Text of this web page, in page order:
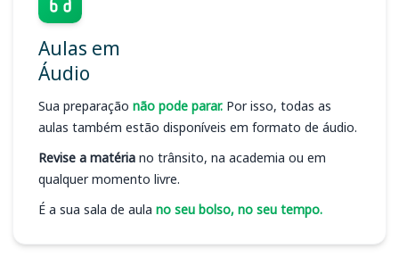
Aulas em
Áudio
Sua preparação não pode parar. Por isso, todas as
aulas também estão disponíveis em formato de áudio.
Revise a matéria no trânsito, na academia ou em
qualquer momento livre.
É a sua sala de aula no seu bolso, no seu tempo.